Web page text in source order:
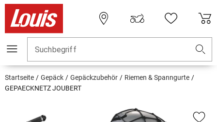
Suchbegriff
Startseite Gepäck Gepäckzubehör
Riemen & Spanngurte
GEPAECKNETZ JOUBERT